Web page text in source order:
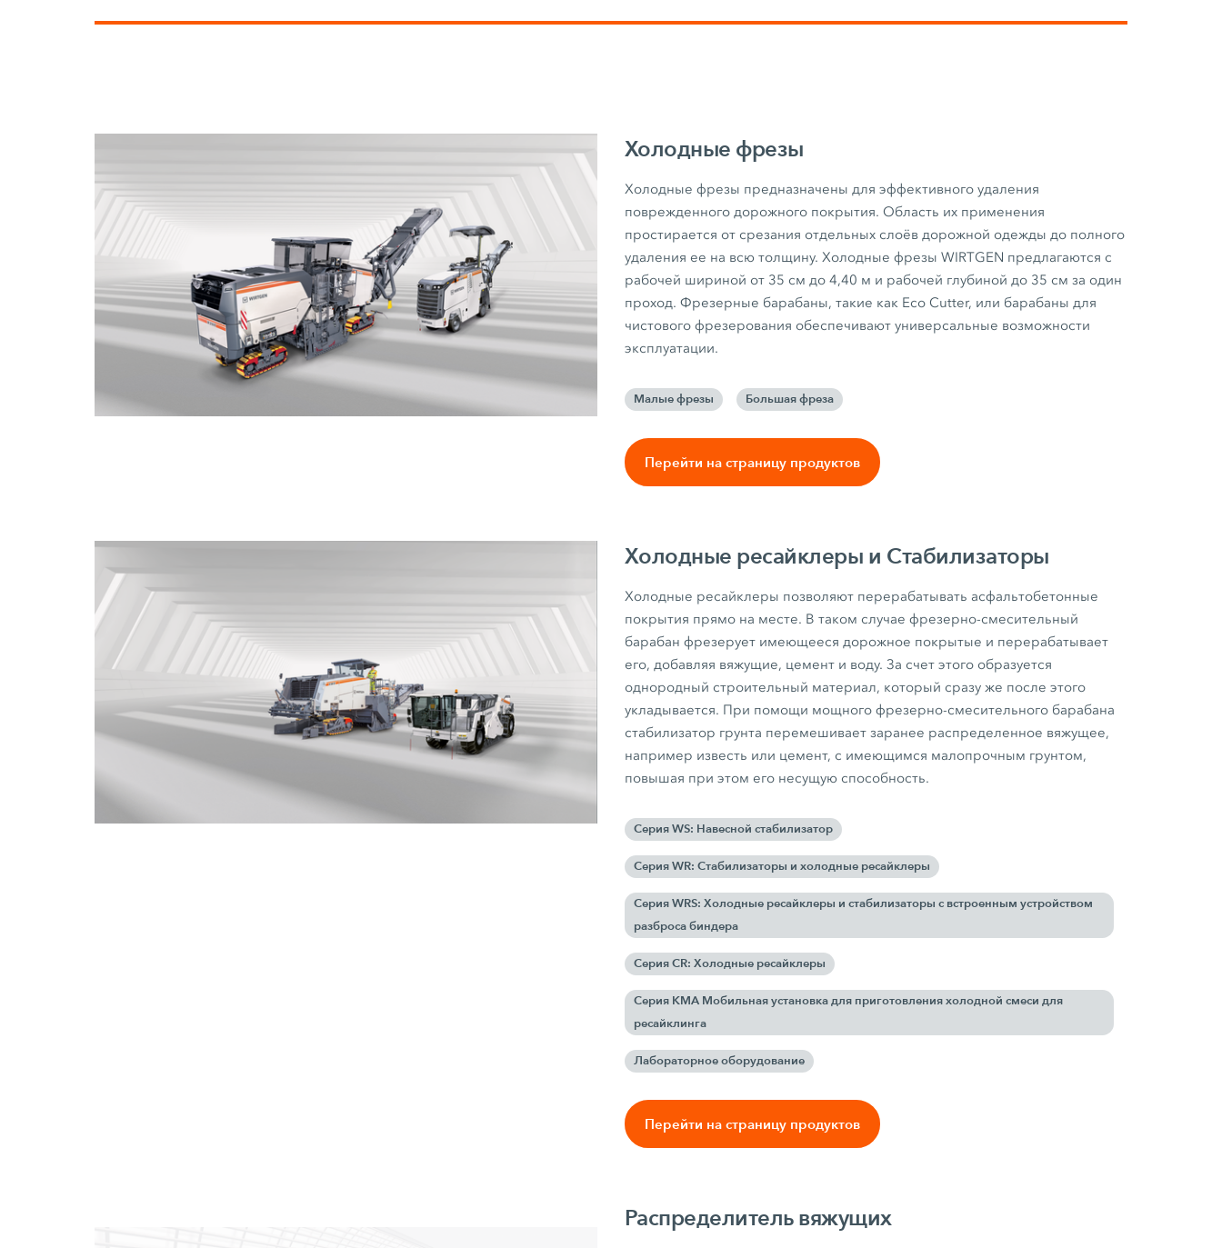
Холодные фрезы
Холодные фрезы предназначены для эффективного удаления
поврежденного дорожного покрытия. Область их применения
простирается от срезания отдельных слоёв дорожной одежды до полного
удаления ее на всю толщину. Холодные фрезы WIRTGEN предлагаются с
рабочей шириной от 35 см до 4,40 м и рабочей глубиной до 35 см за один
проход. Фрезерные барабаны, такие как Eco Cutter, или барабаны для
чистового фрезерования обеспечивают универсальные возможности
эксплуатации.
Малые фрезы Большая фреза
Перейти на страницу продуктов
Xолодные ресайклеры и Cтабилизаторы
Холодные ресайклеры позволяют перерабатывать асфальтобетонные
покрытия прямо на месте. В таком случае фрезерно-смесительный
барабан фрезерует имеющееся дорожное покрытые и перерабатывает
его, добавляя вяжущие, цемент и воду. За счет этого образуется
однородный строительный материал, который сразу же после этого
укладывается. При помощи мощного фрезерно-смесительного барабана
стабилизатор грунта перемешивает заранее распределенное вяжущее,
например известь или цемент, с имеющимся малопрочным грунтом,
повышая при этом его несущую способность.
Серия WS: Навесной стабилизатор
Серия WR: Cтабилизаторы и xолодные ресайклеры
Серия WRS: Холодные ресайклеры и стабилизаторы с встроенным устройством
разброса биндера
Серия CR: Холодные ресайклеры
Серия KMA Мобильная установка для приготовления холодной смеси для
ресайклинга
Лабораторное оборудование
Перейти на страницу продуктов
Распределитель вяжущих